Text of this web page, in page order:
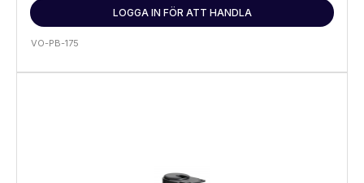
LOGGA IN FÖR ATT HANDLA
VO-PB-175